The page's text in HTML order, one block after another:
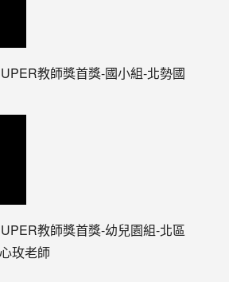
教師獎首獎-國小組-北勢國
教師獎首獎-幼兒園組-北區
玫老師